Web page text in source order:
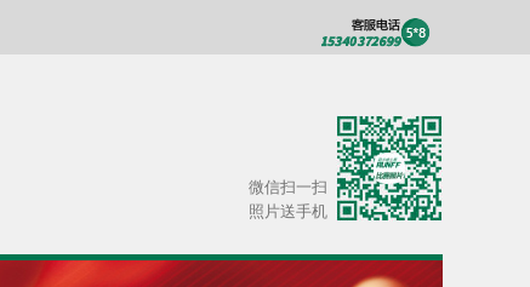
微信扫一扫
照片送手机